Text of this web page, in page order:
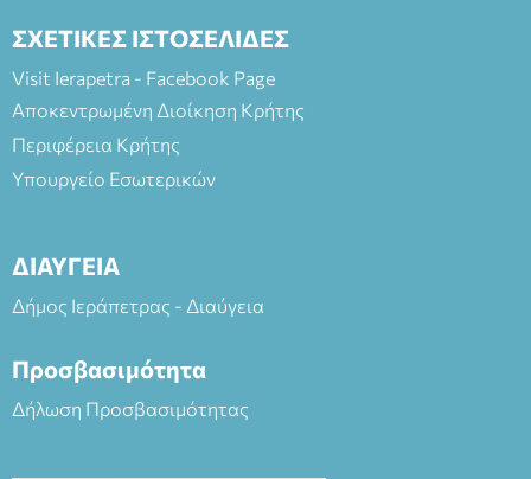
ΣΧΕΤΙΚΕΣ ΙΣΤΟΣΕΛΙΔΕΣ
Visit Ierapetra - Facebook Page
Αποκεντρωμένη Διοίκηση Κρήτης
Περιφέρεια Κρήτης
Υπουργείο Εσωτερικών
ΔΙΑΥΓΕΙΑ
Δήμος Ιεράπετρας - Διαύγεια
Προσβασιμότητα
Δήλωση Προσβασιμότητας